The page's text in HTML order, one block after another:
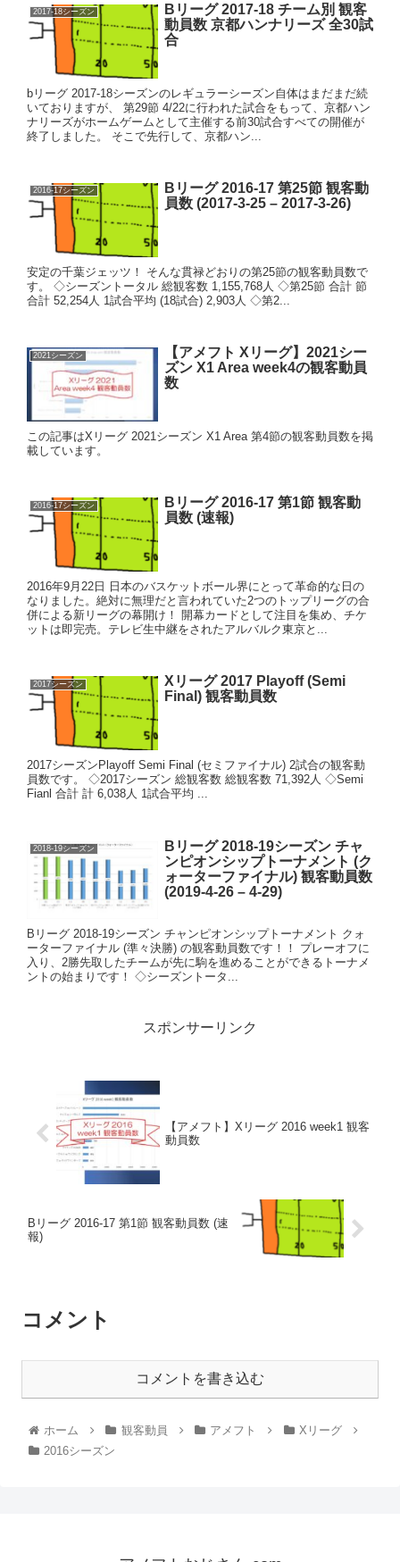
2017-18シーズン
Bリーグ 2017-18 チーム別 観客
動員数 京都ハンナリーズ 全30試
合
bリーグ 2017-18シーズンのレギュラーシーズン自体はまだまだ続
いておりますが、 第29節 4/22に行われた試合をもって、京都ハン
ナリーズがホームゲームとして主催する前30試合すべての開催が
終了しました。 そこで先行して、京都ハン...
2016-17シーズン
Bリーグ 2016-17 第25節 観客動
員数 (2017-3-25 – 2017-3-26)
安定の千葉ジェッツ！ そんな貫禄どおりの第25節の観客動員数で
す。 ◇シーズントータル 総観客数 1,155,768人 ◇第25節 合計 節
合計 52,254人 1試合平均 (18試合) 2,903人 ◇第2...
2021シーズン
【アメフト Xリーグ】2021シー
ズン X1 Area week4の観客動員
数
この記事はXリーグ 2021シーズン X1 Area 第4節の観客動員数を掲
載しています。
2016-17シーズン
Bリーグ 2016-17 第1節 観客動
員数 (速報)
2016年9月22日 日本のバスケットボール界にとって革命的な日の
なりました。絶対に無理だと言われていた2つのトップリーグの合
併による新リーグの幕開け！ 開幕カードとして注目を集め、チケ
ットは即完売。テレビ生中継をされたアルバルク東京と...
2017シーズン
Xリーグ 2017 Playoff (Semi
Final) 観客動員数
2017シーズンPlayoff Semi Final (セミファイナル) 2試合の観客動
員数です。 ◇2017シーズン 総観客数 総観客数 71,392人 ◇Semi
Fianl 合計 計 6,038人 1試合平均 ...
2018-19シーズン
Bリーグ 2018-19シーズン チャ
ンピオンシップトーナメント (ク
ォーターファイナル) 観客動員数
(2019-4-26 – 4-29)
Bリーグ 2018-19シーズン チャンピオンシップトーナメント クォ
ーターファイナル (準々決勝) の観客動員数です！！ プレーオフに
入り、2勝先取したチームが先に駒を進めることができるトーナメ
ントの始まりです！ ◇シーズントータ...
スポンサーリンク
【アメフト】Xリーグ 2016 week1 観客
動員数
Bリーグ 2016-17 第1節 観客動員数 (速
報)
コメント
コメントを書き込む
ホーム 観客動員 アメフト
Xリーグ
2016シーズン